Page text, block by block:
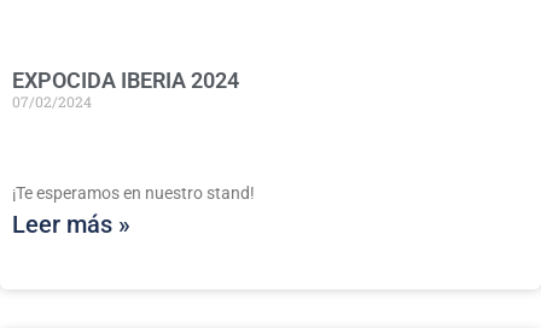
EXPOCIDA IBERIA 2024
07/02/2024
¡Te esperamos en nuestro stand!
Leer más »